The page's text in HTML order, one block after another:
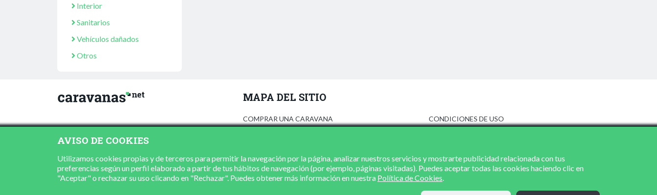
Interior
Sanitarios
Vehículos dañados
Otros
MAPA DEL SITIO
COMPRAR UNA CARAVANA
CONCESIONARIOS
CONTACTO
CONDICIONES DE USO
POLÍTICA DE COOKIES
AVISO DE COOKIES
Utilizamos cookies propias y de terceros para permitir la navegación por la página, analizar nuestros servicios y mostrarte publicidad relacionada con tus
preferencias según un perfil elaborado a partir de tus hábitos de navegación (por ejemplo, páginas visitadas). Puedes aceptar todas las cookies haciendo clic en
"Aceptar" o rechazar su uso clicando en "Rechazar". Puedes obtener más información en nuestra Política de Cookies.